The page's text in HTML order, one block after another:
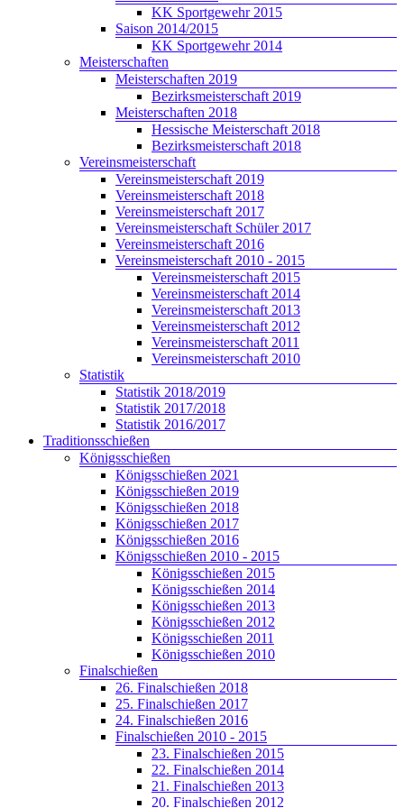
KK Sportgewehr 2015
Saison 2014/2015
KK Sportgewehr 2014
Meisterschaften
Meisterschaften 2019
Bezirksmeisterschaft 2019
Meisterschaften 2018
Hessische Meisterschaft 2018
Bezirksmeisterschaft 2018
Vereinsmeisterschaft
Vereinsmeisterschaft 2019
Vereinsmeisterschaft 2018
Vereinsmeisterschaft 2017
Vereinsmeisterschaft Schüler 2017
Vereinsmeisterschaft 2016
Vereinsmeisterschaft 2010 - 2015
Vereinsmeisterschaft 2015
Vereinsmeisterschaft 2014
Vereinsmeisterschaft 2013
Vereinsmeisterschaft 2012
Vereinsmeisterschaft 2011
Vereinsmeisterschaft 2010
Statistik
Statistik 2018/2019
Statistik 2017/2018
Statistik 2016/2017
Traditionsschießen
Königsschießen
Königsschießen 2021
Königsschießen 2019
Königsschießen 2018
Königsschießen 2017
Königsschießen 2016
Königsschießen 2010 - 2015
Königsschießen 2015
Königsschießen 2014
Königsschießen 2013
Königsschießen 2012
Königsschießen 2011
Königsschießen 2010
Finalschießen
26. Finalschießen 2018
25. Finalschießen 2017
24. Finalschießen 2016
Finalschießen 2010 - 2015
23. Finalschießen 2015
22. Finalschießen 2014
21. Finalschießen 2013
20. Finalschießen 2012